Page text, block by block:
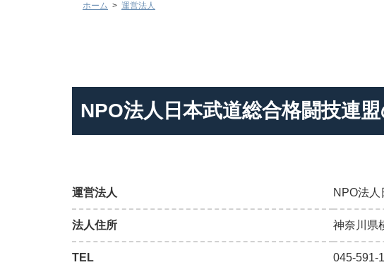
ホーム 運営法人
NPO法人日本武道総合格闘技連盟
運営法人 NPO法
法人住所 神奈川県
TEL 045-591-